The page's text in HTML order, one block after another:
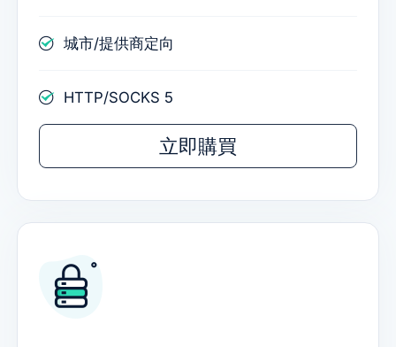
城市/提供商定向
HTTP/SOCKS 5
立即購買